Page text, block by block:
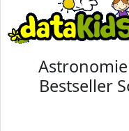
Bestseller